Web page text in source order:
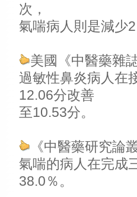
次，
氣喘病人則是減少
美國《中醫藥雜
過敏性鼻炎病人在
12.06分改善
至10.53分。
《中醫藥研究論
氣喘的病人在完成
38.0％。